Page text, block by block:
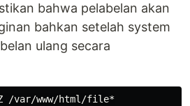
bahwa pelabelan akan
bahkan setelah system
ulang secara
/var/www/html/file*